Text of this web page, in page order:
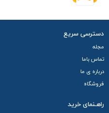
دسترسی سریع
مجله
تماس باما
درباره ی ما
فروشگاه
راهـنمای خرید